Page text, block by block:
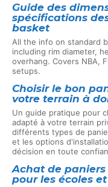
Guide des
spécifications
basket
All the info on standard
including rim diameter,
overhang. Covers NBA,
setups.
Choisir le bon
votre terrain à
Un guide pratique pour
adapté à votre terrain
différents types de
et les options
décision en toute
Achat de
pour les écoles